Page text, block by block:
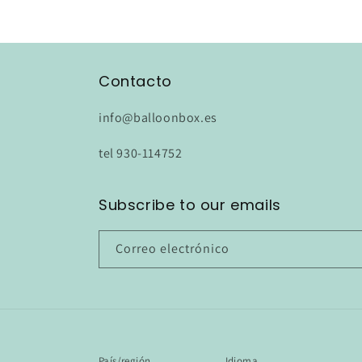
Contacto
info@balloonbox.es
tel 930-114752
Subscribe to our emails
Correo electrónico